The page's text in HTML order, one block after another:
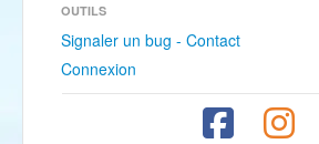
OUTILS
Signaler un bug - Contact
Connexion